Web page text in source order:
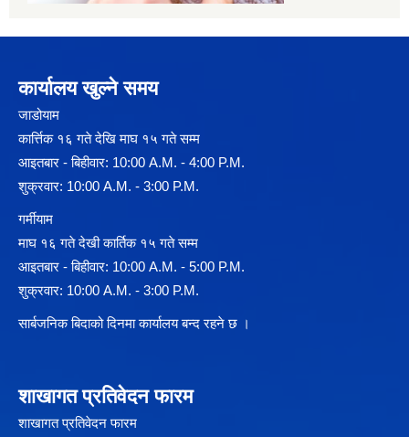
कार्यालय खुल्ने समय
जाडोयाम
कार्त्तिक १६ गते देखि माघ १५ गते सम्म
आइतबार - बिहीवार: 10:00 A.M. - 4:00 P.M.
शुक्रवार: 10:00 A.M. - 3:00 P.M.
गर्मीयाम
माघ १६ गते देखी कार्तिक १५ गते सम्म
आइतबार - बिहीवार: 10:00 A.M. - 5:00 P.M.
शुक्रवार: 10:00 A.M. - 3:00 P.M.
सार्बजनिक बिदाको दिनमा कार्यालय बन्द रहने छ ।
शाखागत प्रतिवेदन फारम
शाखागत प्रतिवेदन फारम